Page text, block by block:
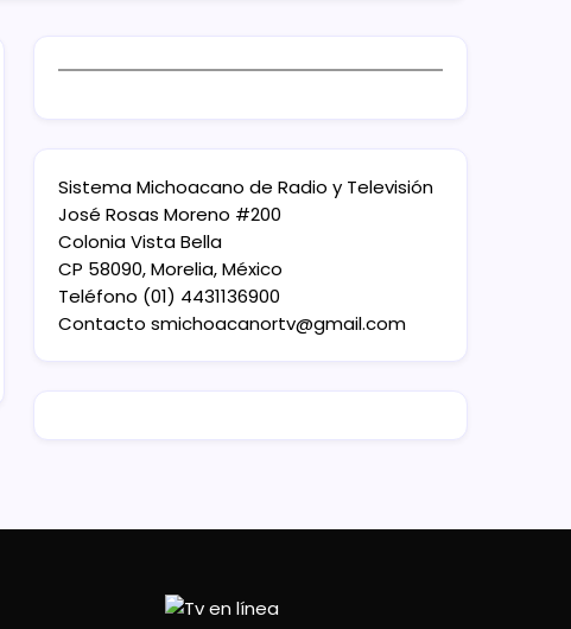
Sistema Michoacano de Radio y Televisión
José Rosas Moreno #200
Colonia Vista Bella
CP 58090, Morelia, México
Teléfono (01) 4431136900
Contacto smichoacanortv@gmail.com